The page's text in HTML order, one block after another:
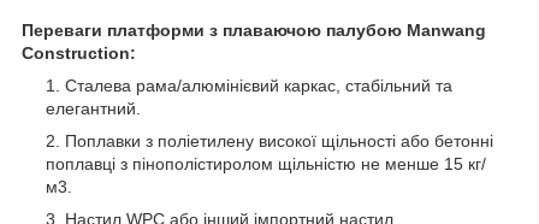
Переваги платформи з плаваючою палубою Manwang
Construction:
Сталева рама/алюмінієвий каркас, стабільний та
елегантний.
Поплавки з поліетилену високої щільності або бетонні
поплавці з пінополістиролом щільністю не менше 15 кг/
м3.
Настил WPC або інший імпортний настил,